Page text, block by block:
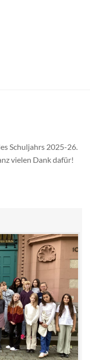
Schuljahrs 2025-26.
vielen Dank dafür!